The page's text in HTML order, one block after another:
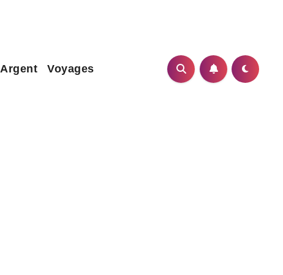
Argent Voyages